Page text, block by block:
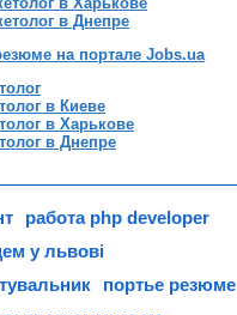
в Днепре
на портале Jobs.ua
в Киеве
в Харькове
в Днепре
работа php developer
у львові
портье резюме